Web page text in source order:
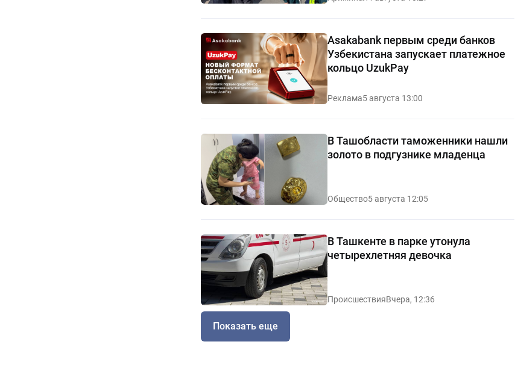
Asakabank первым среди банков
Узбекистана запускает платежное
кольцо UzukPay
Реклама5 августа 13:00
В Ташобласти таможенники нашли
золото в подгузнике младенца
Общество5 августа 12:05
В Ташкенте в парке утонула
четырехлетняя девочка
ПроисшествияВчера, 12:36
Показать еще